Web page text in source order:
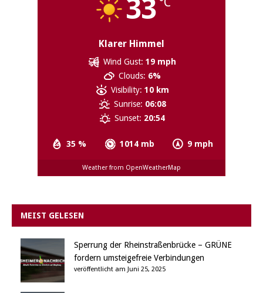
33
Klarer Himmel
35 % 1014 mb 9 mph
Wind Gust: 19 mph
Clouds: 6%
Visibility: 10 km
Sunrise: 06:08
Sunset: 20:54
Weather from OpenWeatherMap
MEIST GELESEN
Sperrung der Rheinstraßenbrücke – GRÜNE
fordern umsteigefreie Verbindungen
veröffentlicht am Juni 25, 2025